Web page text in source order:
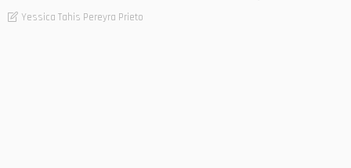
Yessica Tahis Pereyra Prieto